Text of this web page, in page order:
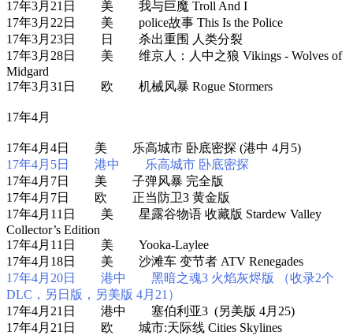
17年3月21日 美 我与巨魔 Troll And I
17年3月22日 美 police故事 This Is the Police
17年3月23日 日 杀出重围 人类分裂
17年3月28日 美 维京人：人中之狼 Vikings - Wolves of
Midgard
17年3月31日 欧 机械风暴 Rogue Stormers
17年4月
17年4月4日 美 乐高城市 卧底密探 (港中 4月5)
17年4月5日 港中 乐高城市 卧底密探
17年4月7日 美 子弹风暴 完全版
17年4月7日 欧 正当防卫3 黄金版
17年4月11日 美 星露谷物语 收藏版 Stardew Valley
Collector’s Edition
17年4月11日 美 Yooka-Laylee
17年4月18日 美 沙滩车 变节者 ATV Renegades
17年4月20日 港中 黑暗之魂3 火焰灰烬版 （收录2个
DLC，另日版，另美版 4月21）
17年4月21日 港中 塞伯利亚3 (另美版 4月25)
17年4月21日 欧 城市:天际线 Cities Skylines